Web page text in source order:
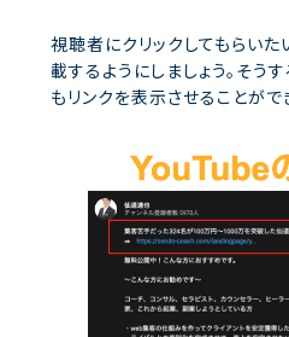
視聴者にクリックしてもらい
載するようにしましょう。そう
もリンクを表示させることがで